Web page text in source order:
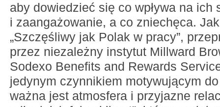
aby dowiedzieć się co wpływa na ich
i zaangażowanie, a co zniechęca.
„Szczęśliwy jak Polak w pracy”,
przez niezależny instytut Millward
Sodexo Benefits and Rewards
jedynym czynnikiem motywującym
ważna jest atmosfera i przyjazne